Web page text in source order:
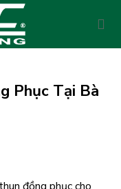
Phục Tại Bà
đồng phục cho